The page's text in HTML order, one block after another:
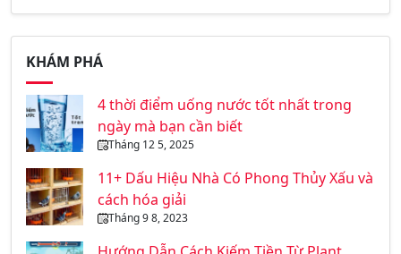
KHÁM PHÁ
4 thời điểm uống nước tốt nhất trong
ngày mà bạn cần biết
Tháng 12 5, 2025
11+ Dấu Hiệu Nhà Có Phong Thủy Xấu và
cách hóa giải
Tháng 9 8, 2023